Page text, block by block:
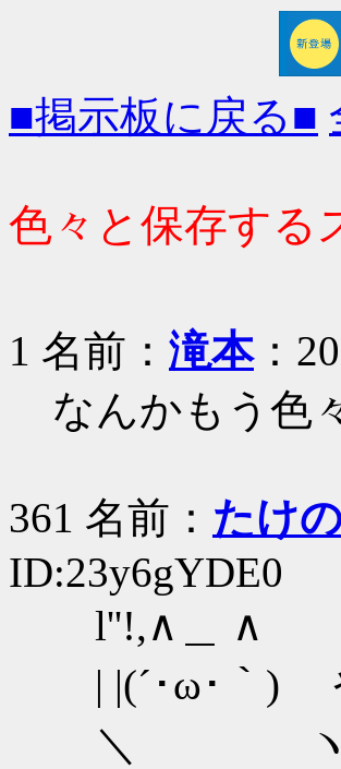
■掲示板に戻る■
色々と保存する
1 名前： 滝本：
なんかもう色
361 名前： たけ
ID:23y6gYDE0
l''!,∧＿ ∧
| |(´･ω･｀)
＼ ヽ